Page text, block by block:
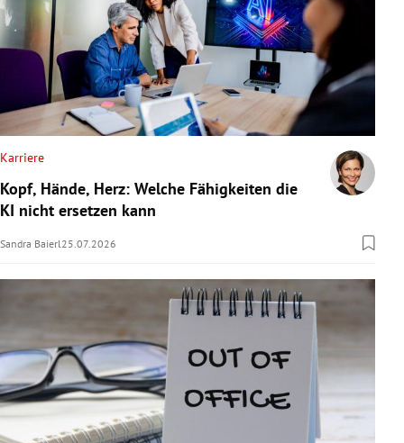
Karriere
Kopf, Hände, Herz: Welche Fähigkeiten die
KI nicht ersetzen kann
Sandra Baierl 25.07.2026